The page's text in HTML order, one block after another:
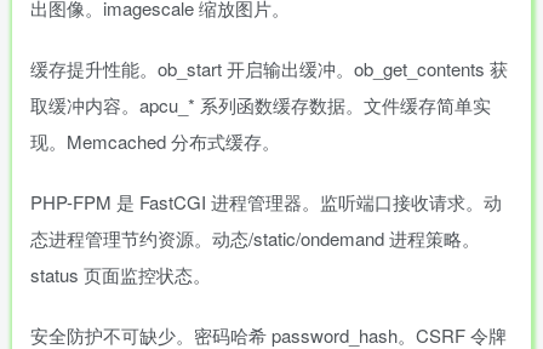
出图像。imagescale 缩放图片。
缓存提升性能。ob_start 开启输出缓冲。ob_get_contents 获
取缓冲内容。apcu_* 系列函数缓存数据。文件缓存简单实
现。Memcached 分布式缓存。
PHP-FPM 是 FastCGI 进程管理器。监听端口接收请求。动
态进程管理节约资源。动态/static/ondemand 进程策略。
status 页面监控状态。
安全防护不可缺少。密码哈希 password_hash。CSRF 令牌